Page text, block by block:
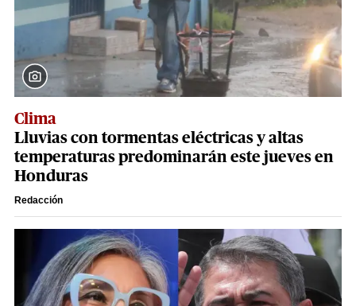
Clima
Lluvias con tormentas eléctricas y altas
temperaturas predominarán este jueves en
Honduras
Redacción